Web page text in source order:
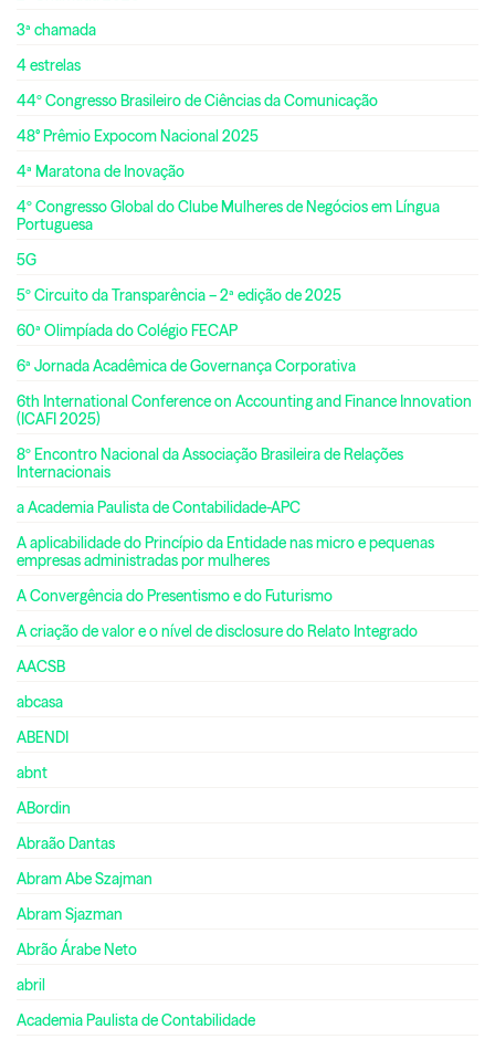
3ª chamada
4 estrelas
44º Congresso Brasileiro de Ciências da Comunicação
48° Prêmio Expocom Nacional 2025
4ª Maratona de Inovação
4º Congresso Global do Clube Mulheres de Negócios em Língua
Portuguesa
5G
5º Circuito da Transparência – 2ª edição de 2025
60ª Olimpíada do Colégio FECAP
6ª Jornada Acadêmica de Governança Corporativa
6th International Conference on Accounting and Finance Innovation
(ICAFI 2025)
8º Encontro Nacional da Associação Brasileira de Relações
Internacionais
a Academia Paulista de Contabilidade-APC
A aplicabilidade do Princípio da Entidade nas micro e pequenas
empresas administradas por mulheres
A Convergência do Presentismo e do Futurismo
A criação de valor e o nível de disclosure do Relato Integrado
AACSB
abcasa
ABENDI
abnt
ABordin
Abraão Dantas
Abram Abe Szajman
Abram Sjazman
Abrão Árabe Neto
abril
Academia Paulista de Contabilidade